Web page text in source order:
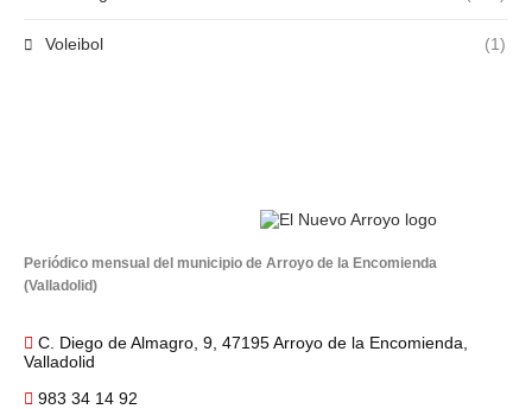
Voleibol (1)
Periódico mensual del municipio de Arroyo de la Encomienda
(Valladolid)
C. Diego de Almagro, 9, 47195 Arroyo de la Encomienda,
Valladolid
983 34 14 92